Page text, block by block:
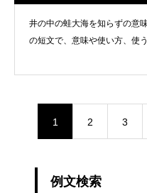
井の中の蛙大海を知らずの意
の短文で、意味や使い方、使
1 2 3
例文検索